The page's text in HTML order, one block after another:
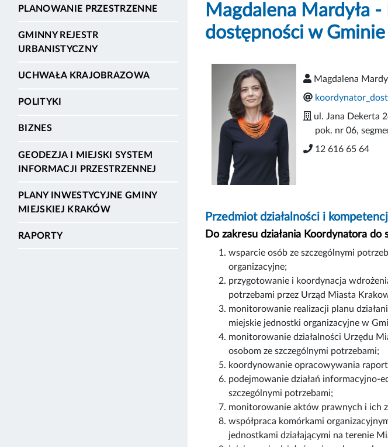
PLANOWANIE PRZESTRZENNE
GMINNY REJESTR
URBANISTYCZNY
UCHWAŁA KRAJOBRAZOWA
POLITYKI
BIZNES
GEODEZJA I MIEJSKI SYSTEM
INFORMACJI PRZESTRZENNEJ
PLANY INWESTYCYJNE GMINY
MIEJSKIEJ KRAKÓW
RAPORTY
Magdalena Mardyła
dostępności w
Magdalena
ul. Jana Dekerta
pok. nr 06,
12 616 65 64
Przedmiot działalności i
Do zakresu działania Koordynatora
wsparcie osób ze szczególnymi
organizacyjne;
przygotowanie i koordynacja
potrzebami przez Urząd Miasta
monitorowanie realizacji planu
miejskie jednostki organizacyjne w
monitorowanie działalności Urzędu
osobom ze szczególnymi potrzebami;
koordynowanie opracowywania
podejmowanie działań informacyjno-
szczególnymi potrzebami;
monitorowanie aktów prawnych i ich
współpraca komórkami
jednostkami działającymi na terenie